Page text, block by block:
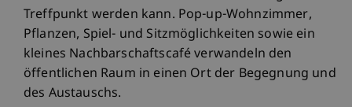
Treffpunkt werden kann. Pop-up-Wohnzimmer,
Pflanzen, Spiel- und Sitzmöglichkeiten sowie ein
kleines Nachbarschaftscafé verwandeln den
öffentlichen Raum in einen Ort der Begegnung und
des Austauschs.